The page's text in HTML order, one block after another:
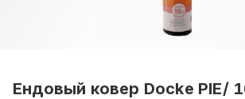
Ендовый ковер Docke PIE/